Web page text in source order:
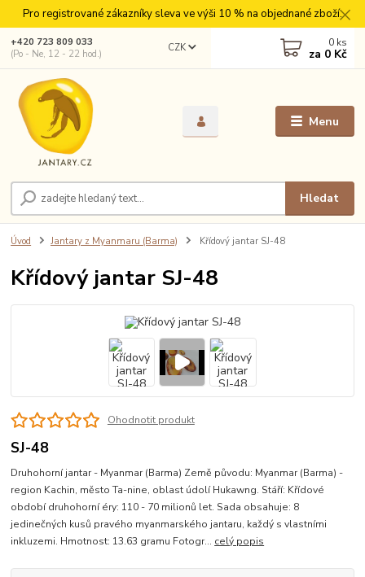
Pro registrované zákazníky sleva ve výši 10 % na objednané zboží.
Menu
CZK
Hledat
+420 723 809 033
(Po - Ne, 12 - 22 hod.)
0 ks
za 0 Kč
Úvod Jantary z Myanmaru (Barma) Křídový jantar SJ-48
Křídový jantar SJ-48
Ohodnotit produkt
SJ-48
Druhohorní jantar - Myanmar (Barma) Země původu: Myanmar (Barma) -
region Kachin, město Ta-nine, oblast údolí Hukawng. Stáří: Křídové
období druhohorní éry: 110 - 70 milionů let. Sada obsahuje: 8
jedinečných kusů pravého myanmarského jantaru, každý s vlastními
inkluzemi. Hmotnost: 13.63 gramu Fotogr... celý popis